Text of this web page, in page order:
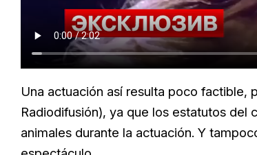
Una actuación así resulta poco factible,
Radiodifusión), ya que los estatutos del
animales durante la actuación. Y